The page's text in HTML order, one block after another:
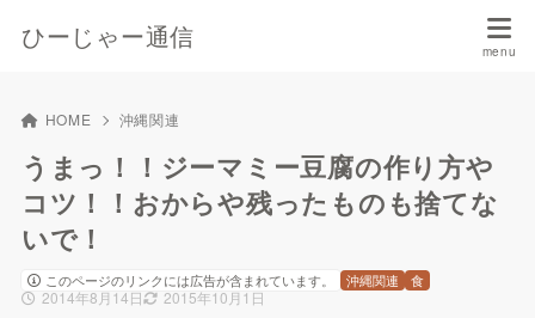
ひーじゃー通信
HOME 沖縄関連
うまっ！！ジーマミー豆腐の作り方や
コツ！！おからや残ったものも捨てな
いで！
このページのリンクには広告が含まれています。
2014年8月14日 2015年10月1日
沖縄関連 食